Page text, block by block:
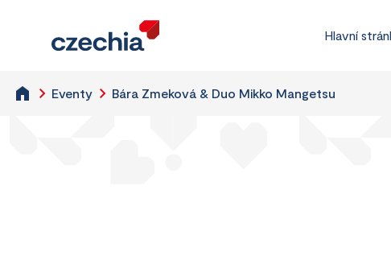
Hlavní
Eventy Bára Zmeková & Duo Mikko Mangetsu